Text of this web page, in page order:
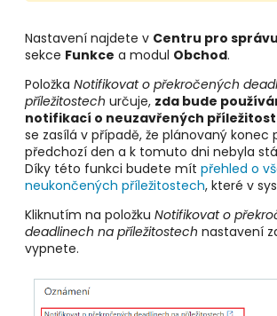
Nastavení najdete v Centru pro správu
sekce Funkce a modul Obchod.
Položka Notifikovat o překročených
příležitostech určuje, zda bude
notifikací o neuzavřených
se zasílá v případě, že plánovaný konec
předchozí den a k tomuto dni nebyla
Díky této funkci budete mít přehled o
neukončených příležitostech, které v
Kliknutím na položku Notifikovat o
deadlinech na příležitostech nastavení
vypnete.